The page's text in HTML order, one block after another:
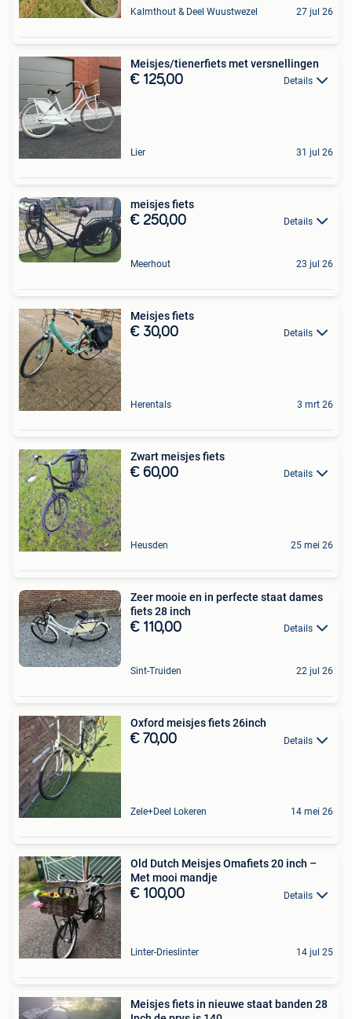
Kalmthout & Deel Wuustwezel 27 jul 26
Meisjes/tienerfiets met versnellingen
€ 125,00 Details
Lier 31 jul 26
meisjes fiets
€ 250,00 Details
Meerhout 23 jul 26
Meisjes fiets
€ 30,00 Details
Herentals 3 mrt 26
Zwart meisjes fiets
€ 60,00 Details
Heusden 25 mei 26
Zeer mooie en in perfecte staat dames
fiets 28 inch
€ 110,00 Details
Sint-Truiden 22 jul 26
Oxford meisjes fiets 26inch
€ 70,00 Details
Zele+Deel Lokeren 14 mei 26
Old Dutch Meisjes Omafiets 20 inch –
Met mooi mandje
€ 100,00 Details
Linter-Drieslinter 14 jul 25
Meisjes fiets in nieuwe staat banden 28